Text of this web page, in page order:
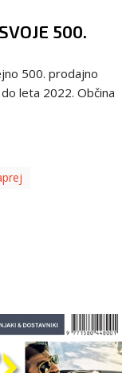
500.
500. prodajno
leta 2022. Občina